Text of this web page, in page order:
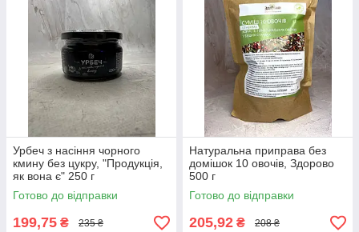
Урбеч з насіння чорного
кмину без цукру, "Продукція,
як вона є" 250 г
Готово до відправки
199,75 ₴ 235 ₴
Натуральна приправа без
домішок 10 овочів, Здорово
500 г
Готово до відправки
205,92 ₴ 208 ₴